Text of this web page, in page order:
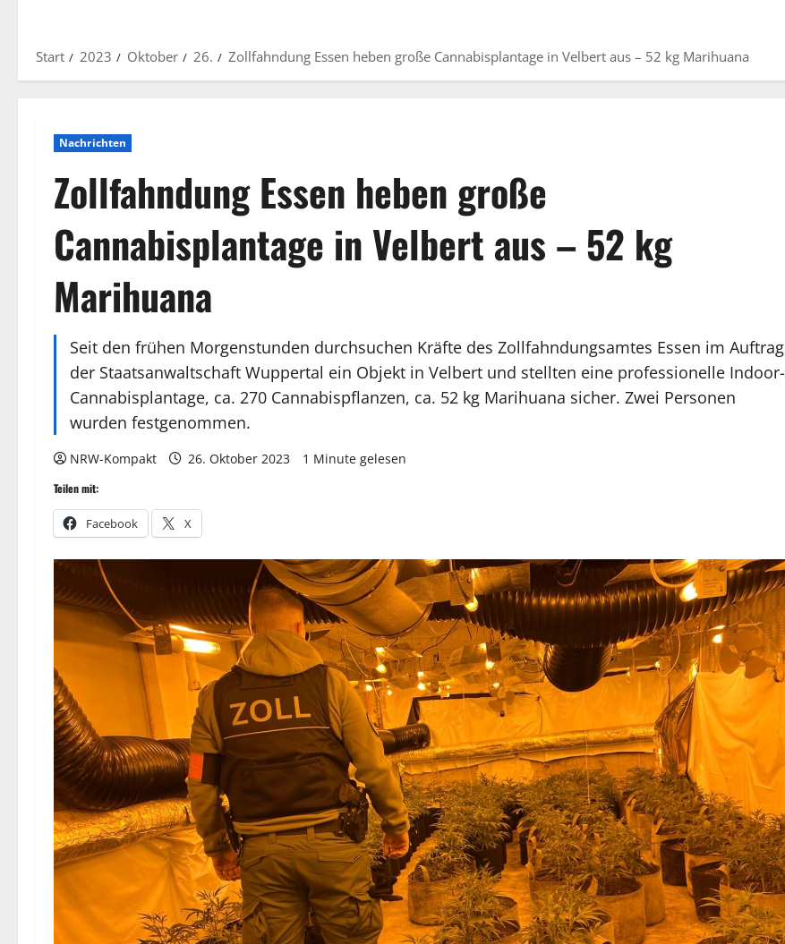
Start 2023 Oktober 26. Zollfahndung Essen heben große Cannabisplantage in Velbert aus – 52 kg Marihuana
Nachrichten
Zollfahndung Essen heben große
Cannabisplantage in Velbert aus – 52 kg
Marihuana
Seit den frühen Morgenstunden durchsuchen Kräfte des Zollfahndungsamtes Essen im Auftrag
der Staatsanwaltschaft Wuppertal ein Objekt in Velbert und stellten eine professionelle Indoor-
Cannabisplantage, ca. 270 Cannabispflanzen, ca. 52 kg Marihuana sicher. Zwei Personen
wurden festgenommen.
NRW-Kompakt 26. Oktober 2023 1 Minute gelesen
Teilen mit:
Facebook X